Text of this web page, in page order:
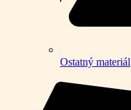
Ostatný materiál